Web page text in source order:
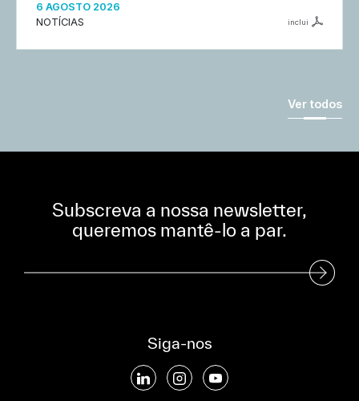
6 AGOSTO 2026
NOTÍCIAS
inclui
Ver todos
Subscreva a nossa newsletter,
queremos mantê-lo a par.
Subscreva a nossa Newsletter
Siga-nos